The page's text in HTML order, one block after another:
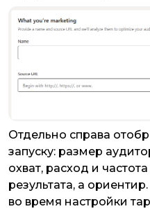
Отдельно справа
запуску: размер
охват, расход и
результата, а
во время настройки